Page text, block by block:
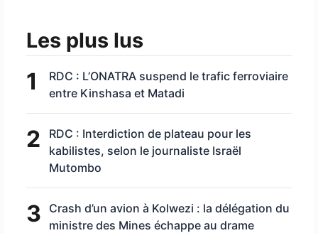
Les plus lus
1
RDC : L’ONATRA suspend le trafic ferroviaire
entre Kinshasa et Matadi
2
RDC : Interdiction de plateau pour les
kabilistes, selon le journaliste Israël
Mutombo
3
Crash d’un avion à Kolwezi : la délégation du
ministre des Mines échappe au drame